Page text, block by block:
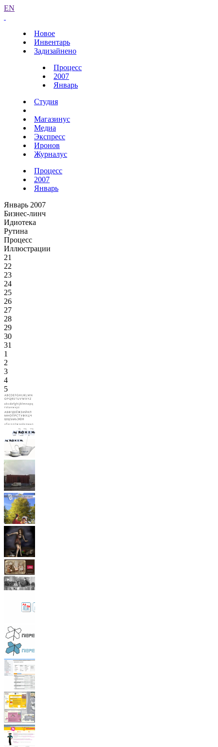
EN
Новое
Инвентарь
Задизайнено
Процесс
2007
Январь
Студия
Магазинус
Медиа
Экспресс
Иронов
Журналус
Процесс
2007
Январь
Январь 2007
Бизнес-линч
Идиотека
Рутина
Процесс
Иллюстрации
21
22
23
24
25
26
27
28
29
30
31
1
2
3
4
5